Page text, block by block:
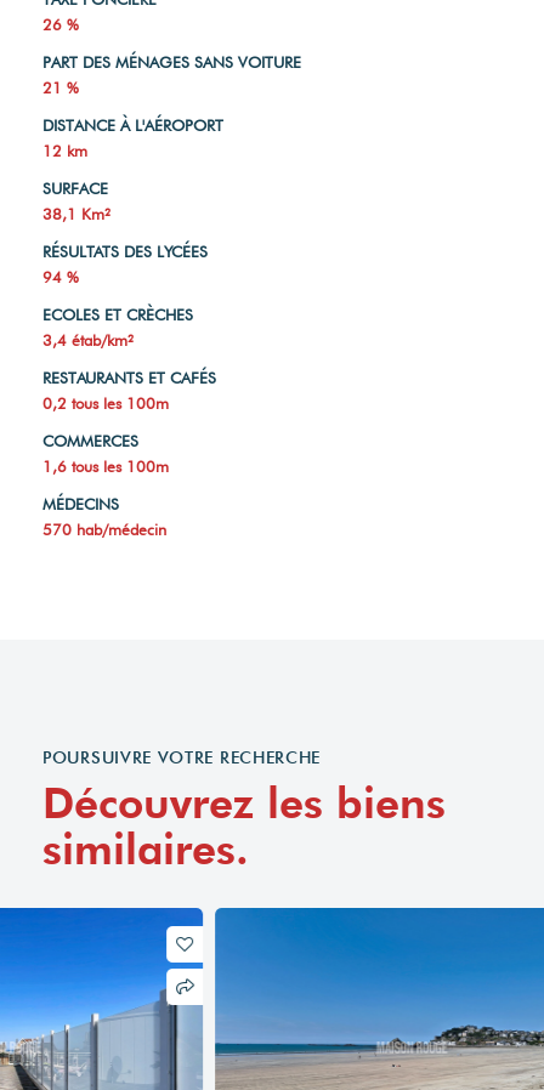
26 %
PART DES MÉNAGES SANS VOITURE
21 %
DISTANCE À L'AÉROPORT
12 km
SURFACE
38,1 Km²
RÉSULTATS DES LYCÉES
94 %
ECOLES ET CRÈCHES
3,4 étab/km²
RESTAURANTS ET CAFÉS
0,2 tous les 100m
COMMERCES
1,6 tous les 100m
MÉDECINS
570 hab/médecin
POURSUIVRE VOTRE RECHERCHE
Découvrez les biens
similaires.